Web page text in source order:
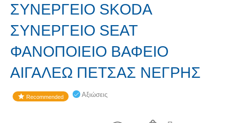
ΣΥΝΕΡΓΕΙΟ SKODA
ΣΥΝΕΡΓΕΙΟ SEAT
ΦΑΝΟΠΟΙΕΙΟ ΒΑΦΕΙΟ
ΑΙΓΑΛΕΩ ΠΕΤΣΑΣ ΝΕΓΡΗΣ
Recommended Αξιώσεις